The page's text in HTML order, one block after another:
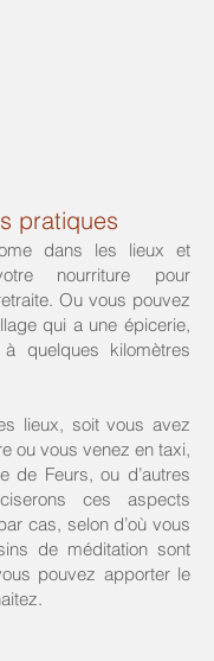
pratiques
dans les lieux et
nourriture pour
Ou vous pouvez
qui a une épicerie,
quelques kilomètres
lieux, soit vous avez
ou vous venez en taxi,
de Feurs, ou d’autres
ces aspects
cas, selon d’où vous
de méditation sont
pouvez apporter le